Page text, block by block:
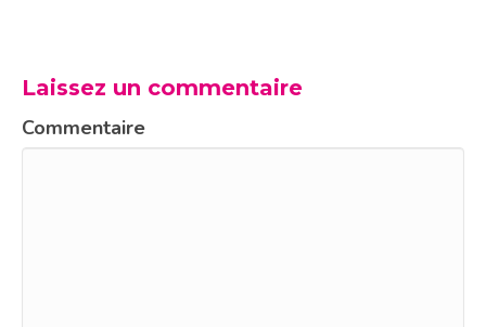
Laissez un commentaire
Commentaire